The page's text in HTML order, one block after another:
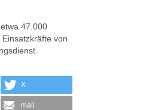
47.000
von
X
mail